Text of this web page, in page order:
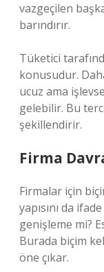
vazgeçilen
barındırır.
Tüketici
konusudur.
ucuz ama
gelebilir. Bu
şekillendirir.
Firma
Firmalar için
yapısını da
genişleme mi?
Burada biçim
öne çıkar.